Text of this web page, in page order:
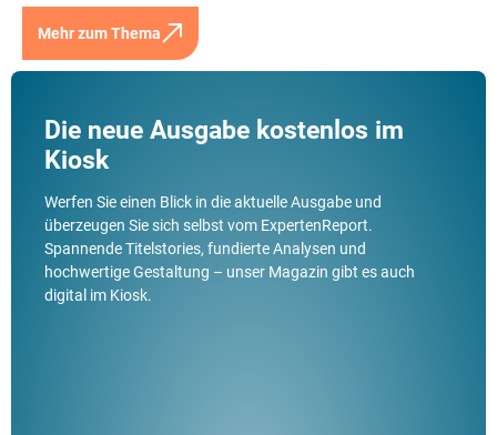
Mehr zum Thema
Die neue Ausgabe kostenlos im
Kiosk
Werfen Sie einen Blick in die aktuelle Ausgabe und
überzeugen Sie sich selbst vom ExpertenReport.
Spannende Titelstories, fundierte Analysen und
hochwertige Gestaltung – unser Magazin gibt es auch
digital im Kiosk.